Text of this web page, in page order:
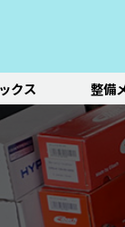
クス 整備
基本整備一覧
ADAS（先進
エアコン整備
初診点検・
初診点検
ステージ2／
車種別選択
ルノー
機能別選択
エンジン/
ホイール/タ
新車販売・
その他サー